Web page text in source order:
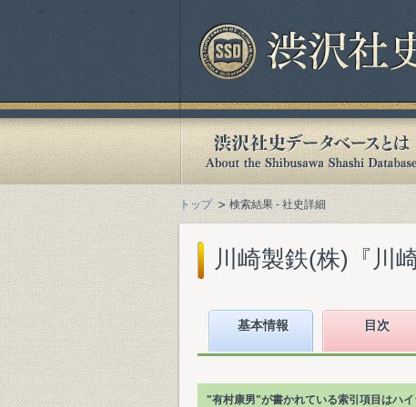
トップ 検索結果 - 社史詳細
川崎製鉄(株)『川
基本情報 目次
"有村康男"が書かれている索引項目はハイ